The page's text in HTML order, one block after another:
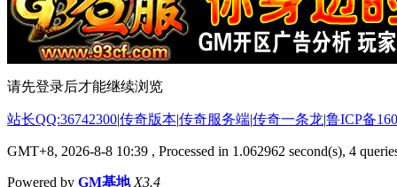
请先登录后才能继续浏览
站长QQ:36742300|传奇版本|传奇服务端|传奇一条龙|鲁ICP备
GMT+8, 2026-8-8 10:39 , Processed in 1.062962 second(s), 4
Powered by GM基地 X3.4